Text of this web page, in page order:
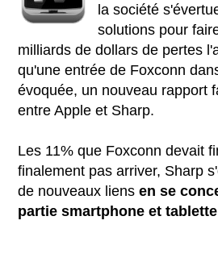
la société
solutions pour
milliards de dollars de pertes
qu'une entrée de Foxconn
évoquée, un nouveau rapport
entre Apple et Sharp.
Les 11% que Foxconn devait
finalement pas arriver, Sharp
de nouveaux liensen se
partie smartphone et tablette